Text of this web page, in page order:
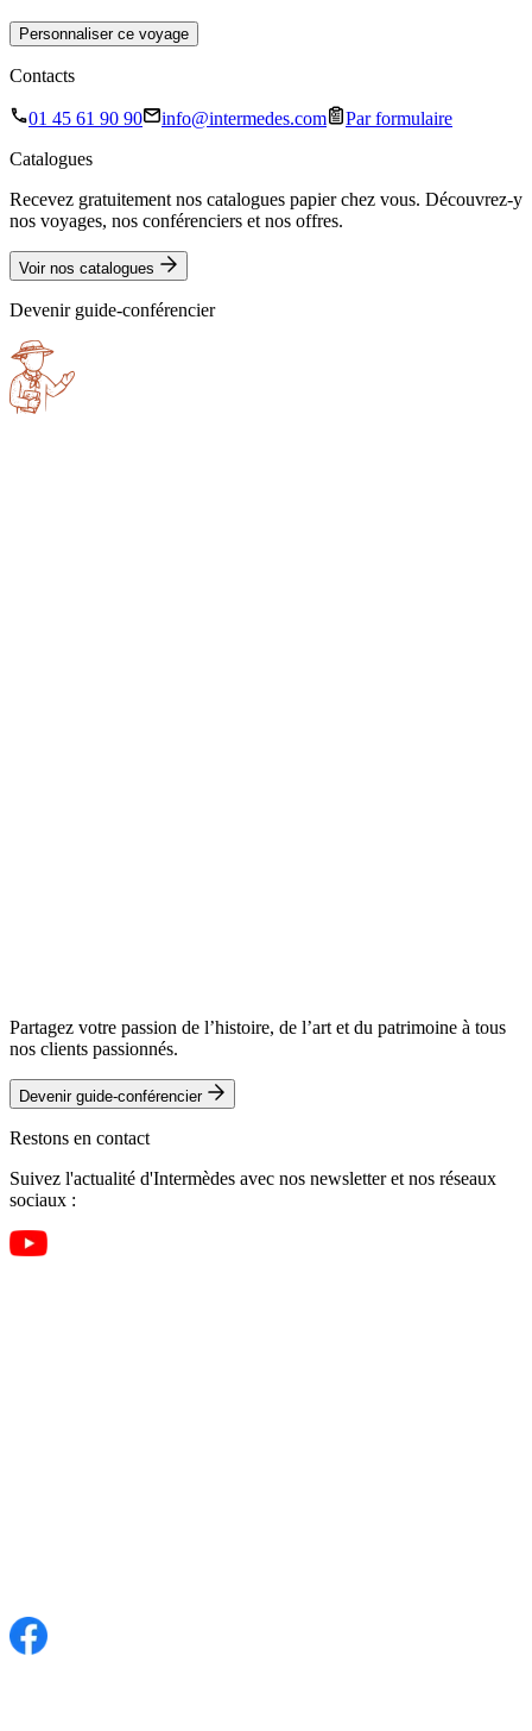
Personnaliser ce voyage
Contacts
01 45 61 90 90 info@intermedes.com
Par formulaire
Catalogues
Recevez gratuitement nos catalogues papier chez vous. Découvrez-y
nos voyages, nos conférenciers et nos offres.
Voir nos catalogues
Devenir guide-conférencier
Partagez votre passion de l’histoire, de l’art et du patrimoine à tous
nos clients passionnés.
Devenir guide-conférencier
Restons en contact
Suivez l'actualité d'Intermèdes avec nos newsletter et nos réseaux
sociaux :